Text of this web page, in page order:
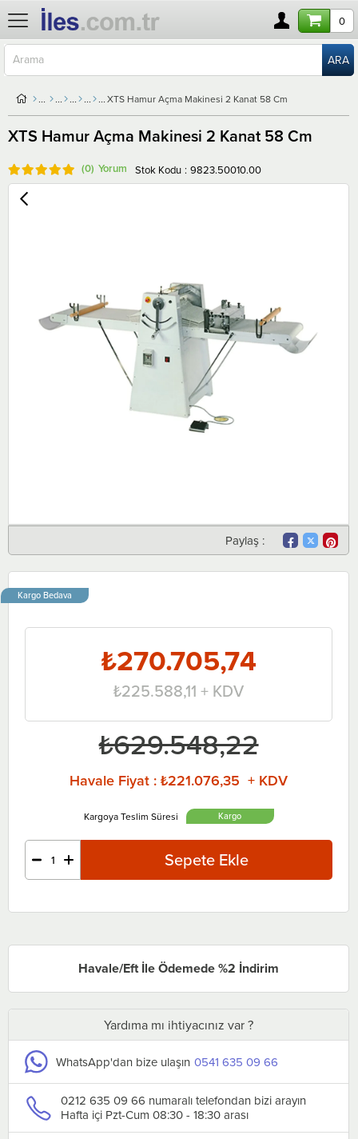
0
XTS Hamur Açma Makinesi 2 Kanat 58 Cm
XTS Hamur Açma Makinesi 2 Kanat 58 Cm
(0) Stok Kodu 9823.50010.00
Paylaş :
Kargo Bedava
₺629.548,22
₺270.705,74
₺225.588,11 + KDV
Havale Fiyat : ₺221.076,35 + KDV
Havale/Eft İle Ödemede %2 İndirim
Yardıma mı ihtiyacınız var ?
WhatsApp'dan bize ulaşın 0541 635 09 66
0212 635 09 66 numaralı telefondan bizi arayın
Hafta içi Pzt-Cum 08:30 - 18:30 arası